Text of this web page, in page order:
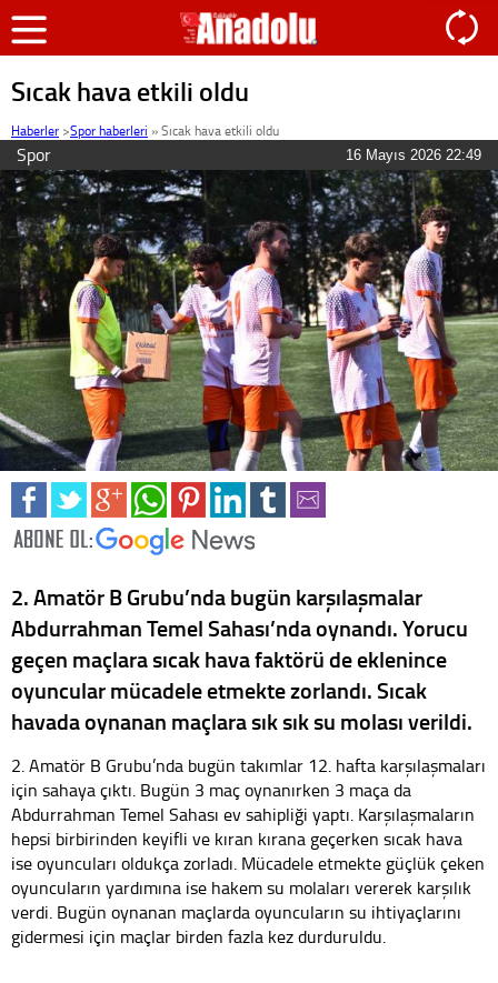
Sıcak hava etkili oldu
Haberler >Spor haberleri »Sıcak hava etkili oldu
Spor 16 Mayıs 2026 22:49
2. Amatör B Grubu’nda bugün karşılaşmalar
Abdurrahman Temel Sahası’nda oynandı. Yorucu
geçen maçlara sıcak hava faktörü de eklenince
oyuncular mücadele etmekte zorlandı. Sıcak
havada oynanan maçlara sık sık su molası verildi.
2. Amatör B Grubu’nda bugün takımlar 12. hafta karşılaşmaları
için sahaya çıktı. Bugün 3 maç oynanırken 3 maça da
Abdurrahman Temel Sahası ev sahipliği yaptı. Karşılaşmaların
hepsi birbirinden keyifli ve kıran kırana geçerken sıcak hava
ise oyuncuları oldukça zorladı. Mücadele etmekte güçlük çeken
oyuncuların yardımına ise hakem su molaları vererek karşılık
verdi. Bugün oynanan maçlarda oyuncuların su ihtiyaçlarını
gidermesi için maçlar birden fazla kez durduruldu.